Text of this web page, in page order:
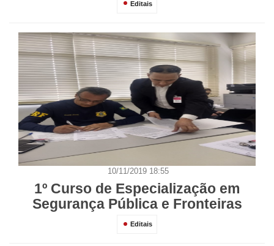
Editais
10/11/2019 18:55
1º Curso de Especialização em
Segurança Pública e Fronteiras
Editais